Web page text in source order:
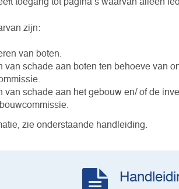
toegang tot pagina’s waarvan alleen
zijn:
van boten.
van schade aan boten ten behoeve van
van schade aan het gebouw en/ of de
zie onderstaande handleiding.